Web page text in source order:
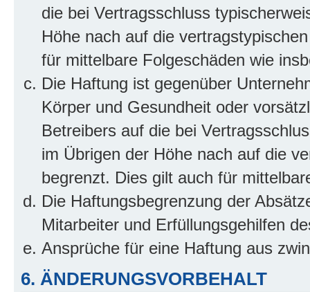
die bei Vertragsschluss
Höhe nach auf die
für mittelbare Folgeschäden wie
Die Haftung ist gegenüber
Körper und Gesundheit oder
Betreibers auf die bei
im Übrigen der Höhe nach auf die
begrenzt. Dies gilt auch für
Die Haftungsbegrenzung der
Mitarbeiter und Erfüllungsgehilfen
Ansprüche für eine Haftung aus
6. ÄNDERUNGSVORBEHALT